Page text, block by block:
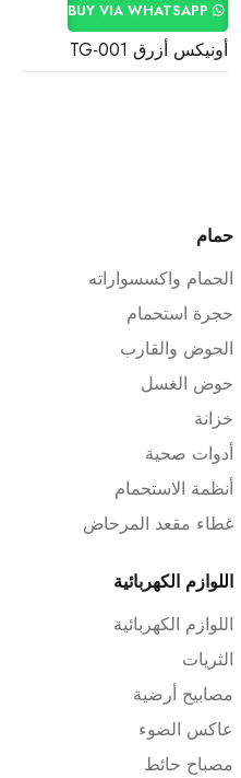
أونيكس أزرق 001-TG
حمام
‏الحمام واكسسواراته
حجرة استحمام
الحوض والقارب
حوض الغسل
خزانة
أدوات صحية
أنظمة الاستحمام
غطاء مقعد المرحاض
اللوازم الكهربائية
اللوازم الكهربائية
الثريات
مصابيح أرضية
عاكس الضوء
مصباح حائط